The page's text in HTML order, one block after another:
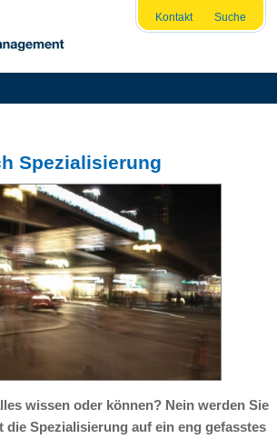
Kontakt Suche
Spezialisierung
wissen oder können? Nein werden Sie
die Spezialisierung auf ein eng gefasstes